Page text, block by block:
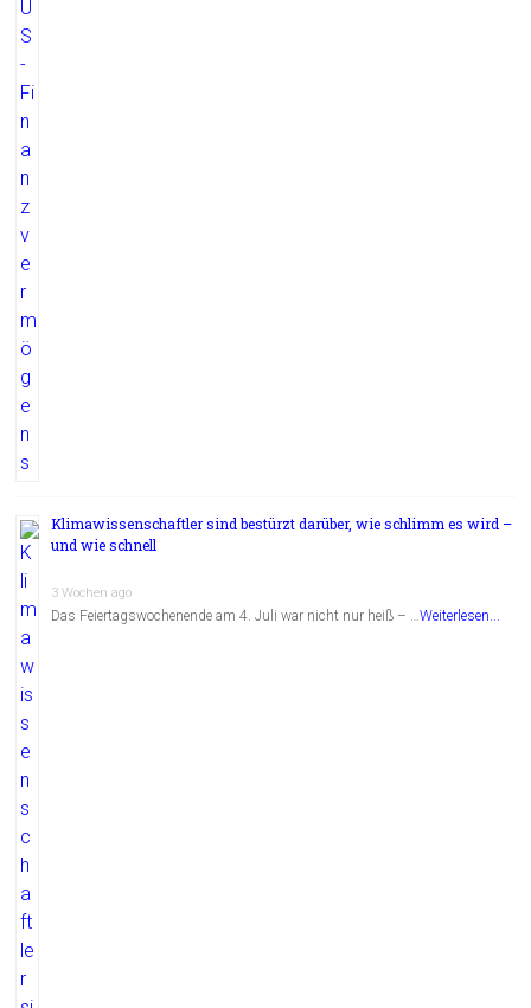
Klimawissenschaftler sind bestürzt darüber, wie schlimm es wird –
und wie schnell
3 Wochen ago
Das Feiertagswochenende am 4. Juli war nicht nur heiß – …Weiterlesen...